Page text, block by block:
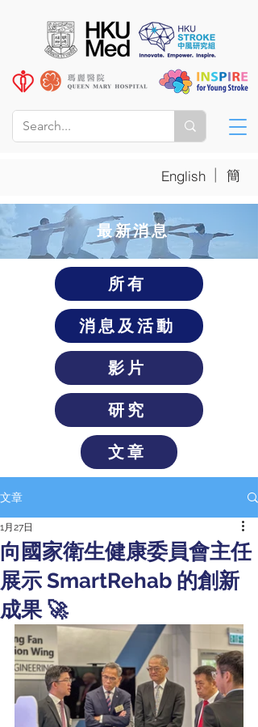
English | 簡
​最新消息
所有
消息及活動
影片
研究
文章
文章
向國家衛生健康委員會主任
展示 SmartRehab 的創新
成果 🚀
1月27日